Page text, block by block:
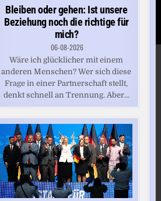
Bleiben oder gehen: Ist unsere
Beziehung noch die richtige für
mich?
06-08-2026
Wäre ich glücklicher mit einem
anderen Menschen? Wer sich diese
Frage in einer Partnerschaft stellt,
denkt schnell an Trennung. Aber...